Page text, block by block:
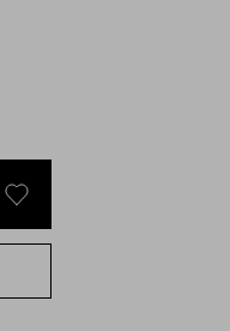
SIGN IN TO GO TO